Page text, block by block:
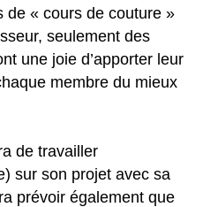
de « cours de couture »
seulement des
une joie d’apporter leur
membre du mieux
de travailler
sur son projet avec sa
prévoir également que